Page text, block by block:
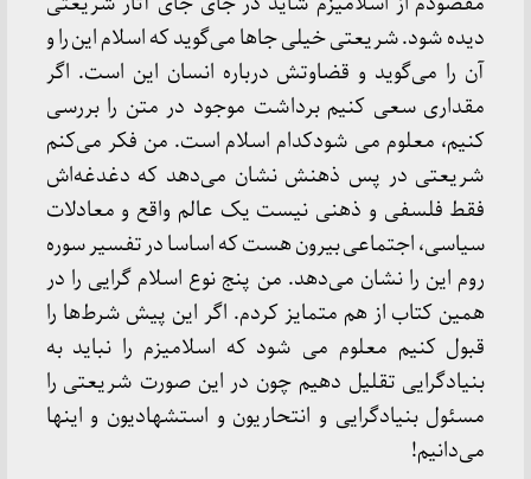
دیده شود. شریعتی خیلی جاها می‌گوید که اسلام این را و
آن را می‌گوید و قضاوتش درباره انسان این است. اگر
مقداری سعی کنیم برداشت موجود در متن را بررسی
کنیم، معلوم می شودکدام اسلام است. من فکر می‌کنم
شریعتی در پس ذهنش نشان می‌دهد که دغدغه‌اش
فقط فلسفی و ذهنی نیست یک عالم واقع و معادلات
سیاسی، اجتماعی بیرون هست که اساسا در تفسیر سوره
روم این را نشان می‌دهد. من پنج نوع اسلام گرایی را در
همین کتاب از هم متمایز کردم. اگر این پیش شرط‌ها را
قبول کنیم معلوم می شود که اسلامیزم را نباید به
بنیادگرایی تقلیل دهیم چون در این صورت شریعتی را
مسئول بنیادگرایی و انتحاریون و استشهادیون و اینها
می‌دانیم!